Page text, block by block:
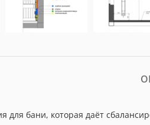
для бани, которая даёт